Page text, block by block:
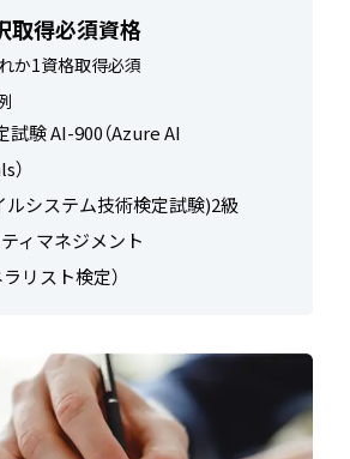
取得必須資格
か1資格取得必須
験 AI-900（Azure AI
ルシステム技術検定試験)2級
ィマネジメント
リスト検定）